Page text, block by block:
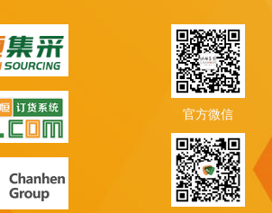
官方微信